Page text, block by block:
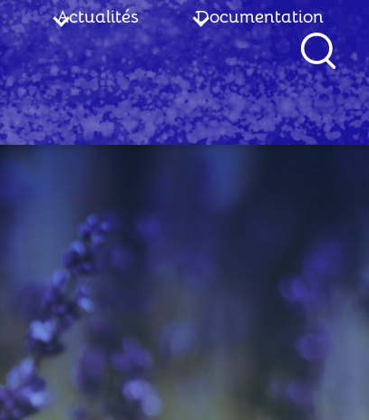
Actualités Documentation